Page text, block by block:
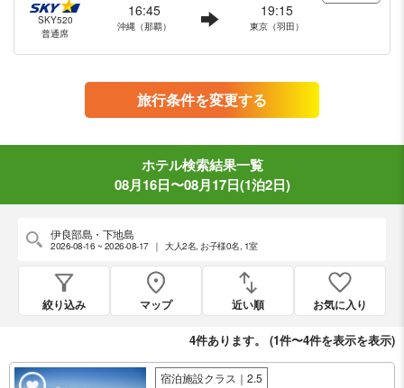
SKY520
普通席
16:45
沖縄（那覇）
19:15
東京（羽田）
旅行条件を変更する
ホテル検索結果一覧
08月16日〜08月17日(1泊2日)
伊良部島・下地島
2026-08-16 ~ 2026-08-17 ｜ 大人2名, お子様0名, 1室
絞り込み マップ 近い順 お気に入り
4件あります。 (1件〜4件を表示を表示)
宿泊施設クラス｜2.5